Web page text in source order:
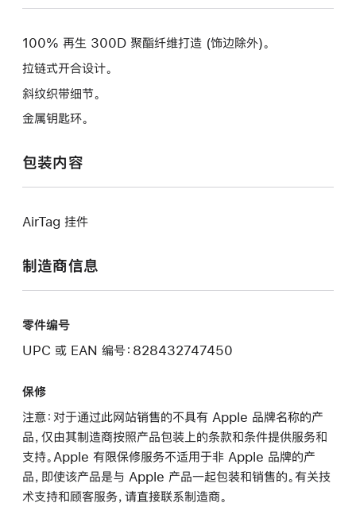
100% 再生 300D 聚酯纤维打造 (饰边除外)。
拉链式开合设计。
斜纹织带细节。
金属钥匙环。
包装内容
AirTag 挂件
制造商信息
零件编号
UPC 或 EAN 编号：828432747450
保修
注意：对于通过此网站销售的不具有 Apple 品牌名称的产
品，仅由其制造商按照产品包装上的条款和条件提供服务和
支持。Apple 有限保修服务不适用于非 Apple 品牌的产
品，即使该产品是与 Apple 产品一起包装和销售的。有关技
术支持和顾客服务，请直接联系制造商。